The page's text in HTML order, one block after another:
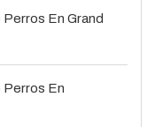
En Grand
En